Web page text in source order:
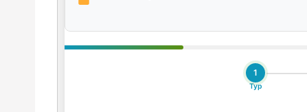
1
Typ